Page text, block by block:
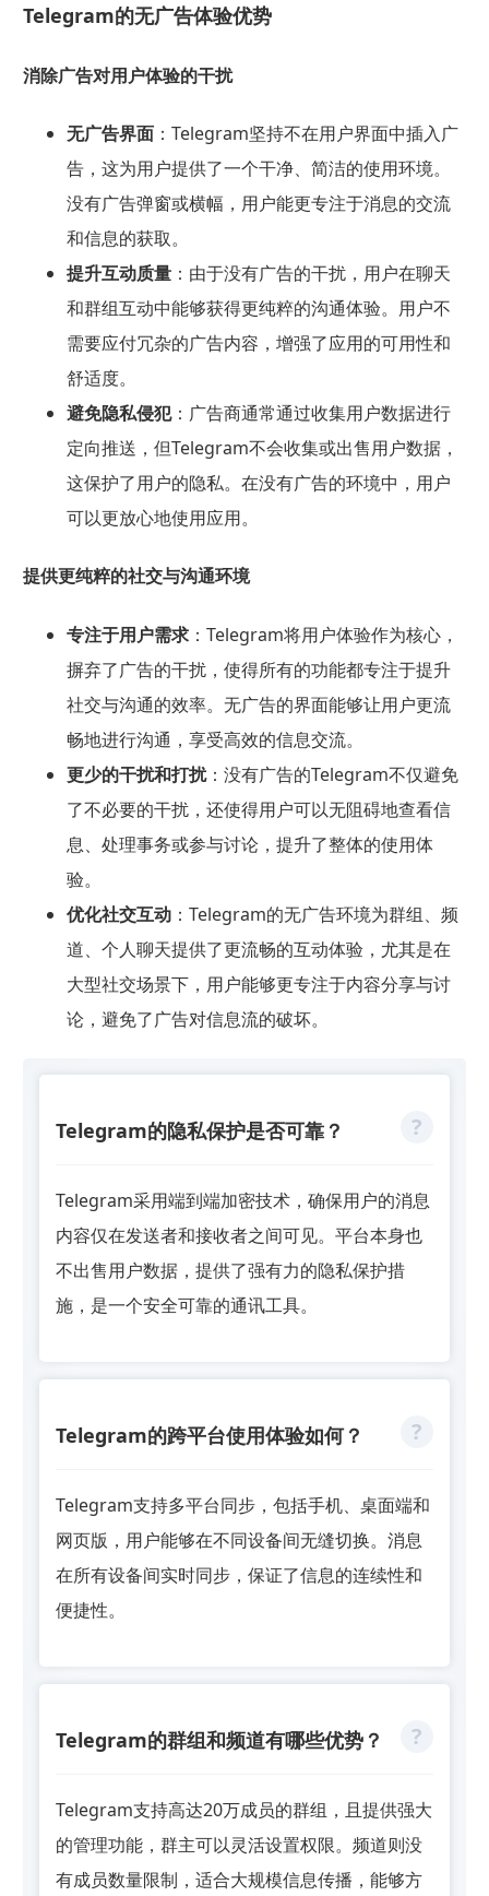
Telegram的无广告体验优势
消除广告对用户体验的干扰
无广告界面：Telegram坚持不在用户界面中插入广
告，这为用户提供了一个干净、简洁的使用环境。
没有广告弹窗或横幅，用户能更专注于消息的交流
和信息的获取。
提升互动质量：由于没有广告的干扰，用户在聊天
和群组互动中能够获得更纯粹的沟通体验。用户不
需要应付冗杂的广告内容，增强了应用的可用性和
舒适度。
避免隐私侵犯：广告商通常通过收集用户数据进行
定向推送，但Telegram不会收集或出售用户数据，
这保护了用户的隐私。在没有广告的环境中，用户
可以更放心地使用应用。
提供更纯粹的社交与沟通环境
专注于用户需求：Telegram将用户体验作为核心，
摒弃了广告的干扰，使得所有的功能都专注于提升
社交与沟通的效率。无广告的界面能够让用户更流
畅地进行沟通，享受高效的信息交流。
更少的干扰和打扰：没有广告的Telegram不仅避免
了不必要的干扰，还使得用户可以无阻碍地查看信
息、处理事务或参与讨论，提升了整体的使用体
验。
优化社交互动：Telegram的无广告环境为群组、频
道、个人聊天提供了更流畅的互动体验，尤其是在
大型社交场景下，用户能够更专注于内容分享与讨
论，避免了广告对信息流的破坏。
Telegram的隐私保护是否可靠？
Telegram采用端到端加密技术，确保用户的消息
内容仅在发送者和接收者之间可见。平台本身也
不出售用户数据，提供了强有力的隐私保护措
施，是一个安全可靠的通讯工具。
Telegram的跨平台使用体验如何？
Telegram支持多平台同步，包括手机、桌面端和
网页版，用户能够在不同设备间无缝切换。消息
在所有设备间实时同步，保证了信息的连续性和
便捷性。
Telegram的群组和频道有哪些优势？
Telegram支持高达20万成员的群组，且提供强大
的管理功能，群主可以灵活设置权限。频道则没
有成员数量限制，适合大规模信息传播，能够方